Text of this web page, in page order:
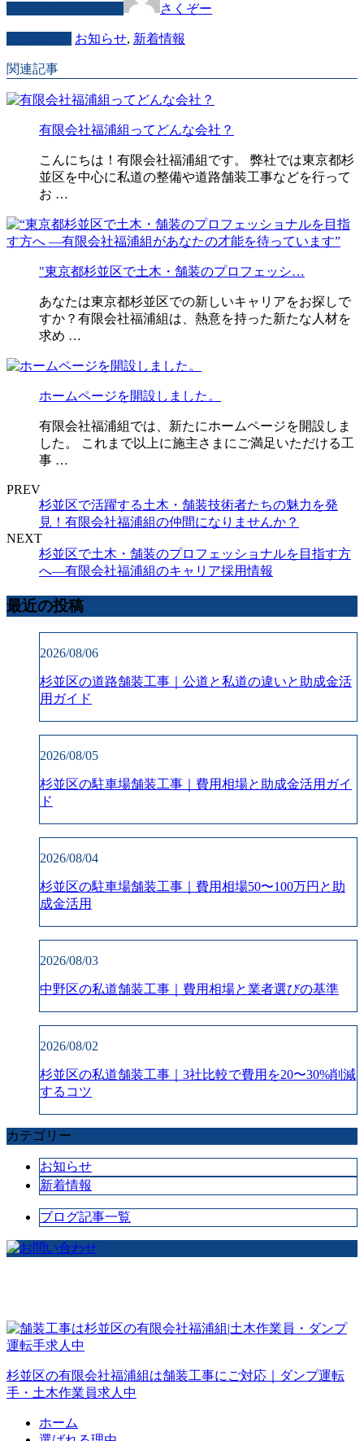
さくぞー
お知らせ, 新着情報
関連記事
有限会社福浦組ってどんな会社？
こんにちは！有限会社福浦組です。 弊社では東京都杉
並区を中心に私道の整備や道路舗装工事などを行って
お …
"東京都杉並区で土木・舗装のプロフェッシ…
あなたは東京都杉並区での新しいキャリアをお探しで
すか？有限会社福浦組は、熱意を持った新たな人材を
求め …
ホームページを開設しました。
有限会社福浦組では、新たにホームページを開設しま
した。 これまで以上に施主さまにご満足いただける工
事 …
PREV
杉並区で活躍する土木・舗装技術者たちの魅力を発
見！有限会社福浦組の仲間になりませんか？
NEXT
杉並区で土木・舗装のプロフェッショナルを目指す方
へ―有限会社福浦組のキャリア採用情報
最近の投稿
2026/08/06
杉並区の道路舗装工事｜公道と私道の違いと助成金活
用ガイド
2026/08/05
杉並区の駐車場舗装工事｜費用相場と助成金活用ガイ
ド
2026/08/04
杉並区の駐車場舗装工事｜費用相場50〜100万円と助
成金活用
2026/08/03
中野区の私道舗装工事｜費用相場と業者選びの基準
2026/08/02
杉並区の私道舗装工事｜3社比較で費用を20〜30%削減
するコツ
カテゴリー
お知らせ
新着情報
ブログ記事一覧
杉並区の有限会社福浦組は舗装工事にご対応｜ダンプ運転
手・土木作業員求人中
ホーム